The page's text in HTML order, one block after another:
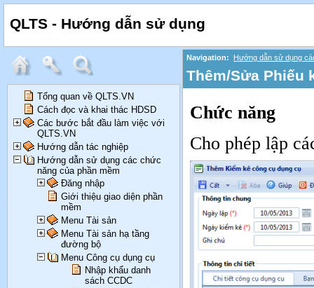
QLTS - Hướng dẫn sử dụng